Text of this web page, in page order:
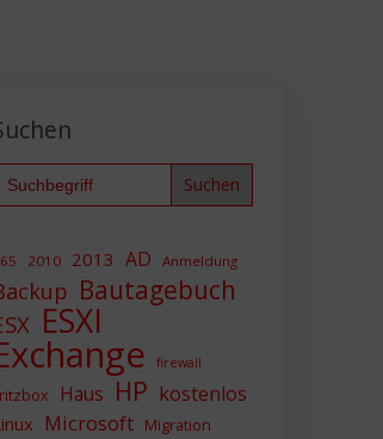
for:
2010 2013 AD Anmeldung
Bautagebuch
ESXI
firewall
Haus HP kostenlos
Microsoft Migration